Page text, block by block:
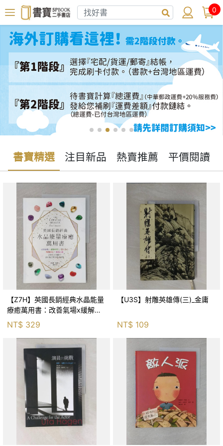
0
書寶精選 注目新品 熱賣推薦 平價閱讀
【Z7H】英國長銷經典水晶能量
療癒萬用書：改善氣場x緩解疼
痛x穩定身心x增加財富x促進人
緣，250種水晶礦石給你最完整
的生活對策_菲利
NT$ 329
【U3S】射雕英雄傳(三)_金庸
NT$ 109